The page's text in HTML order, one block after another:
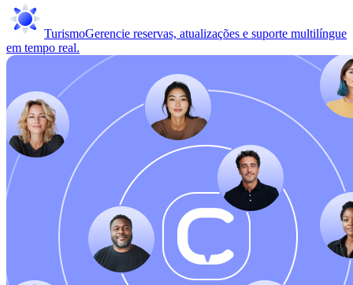
TurismoGerencie reservas, atualizações e suporte multilíngue
em tempo real.